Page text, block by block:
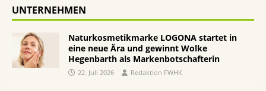
UNTERNEHMEN
Naturkosmetikmarke LOGONA startet in
eine neue Ära und gewinnt Wolke
Hegenbarth als Markenbotschafterin
22. Juli 2026 Redaktion FWHK